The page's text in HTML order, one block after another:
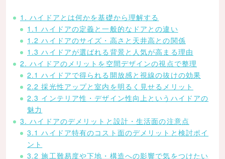
1. ハイドアとは何かを基礎から理解する
1.1 ハイドアの定義と一般的なドアとの違い
1.2 ハイドアのサイズ・高さと天井高との関係
1.3 ハイドアが選ばれる背景と人気が高まる理由
2. ハイドアのメリットを空間デザインの視点で整理
2.1 ハイドアで得られる開放感と視線の抜けの効果
2.2 採光性アップと室内を明るく見せるメリット
2.3 インテリア性・デザイン性向上というハイドアの
魅力
3. ハイドアのデメリットと設計・生活面の注意点
3.1 ハイドア特有のコスト面のデメリットと検討ポイ
ント
3.2 施工難易度や下地・構造への影響で気をつけたい